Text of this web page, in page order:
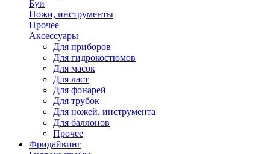
Буи
Ножи, инструменты
Прочее
Аксессуары
Для приборов
Для гидрокостюмов
Для масок
Для ласт
Для фонарей
Для трубок
Для ножей, инструмента
Для баллонов
Прочее
Фридайвинг